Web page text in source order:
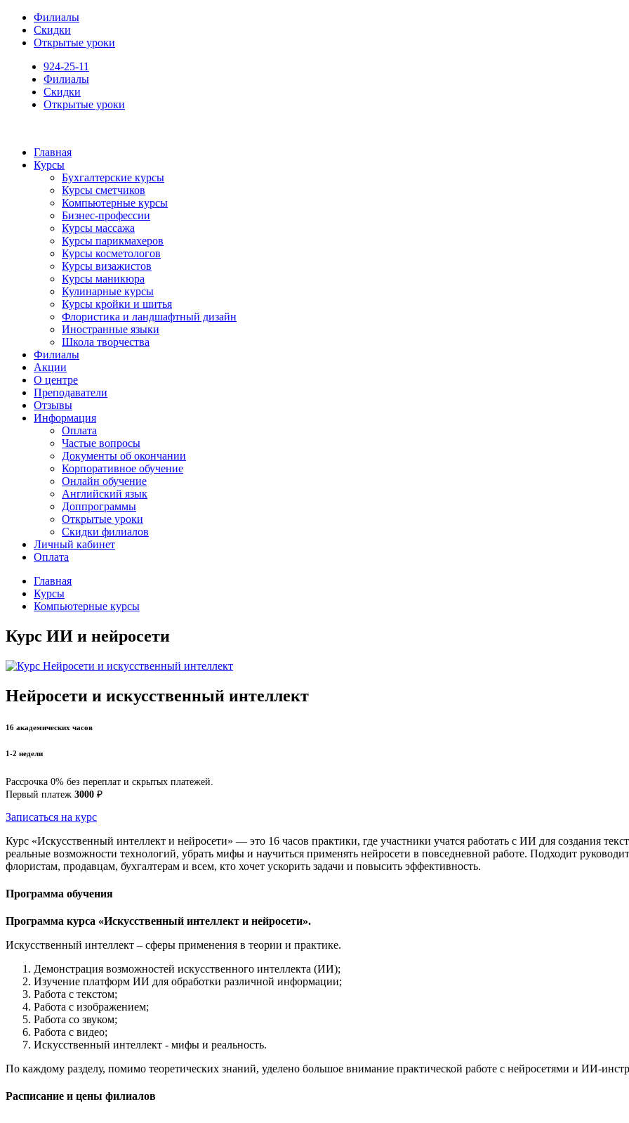
Филиалы
Скидки
Открытые уроки
924-25-11
Филиалы
Скидки
Открытые уроки
Главная
Курсы
Бухгалтерские курсы
Курсы сметчиков
Компьютерные курсы
Бизнес-профессии
Курсы массажа
Курсы парикмахеров
Курсы косметологов
Курсы визажистов
Курсы маникюра
Кулинарные курсы
Курсы кройки и шитья
Флористика и ландшафтный дизайн
Иностранные языки
Школа творчества
Филиалы
Акции
О центре
Преподаватели
Отзывы
Информация
Оплата
Частые вопросы
Документы об окончании
Корпоративное обучение
Онлайн обучение
Английский язык
Доппрограммы
Открытые уроки
Скидки филиалов
Личный кабинет
Оплата
Главная
Курсы
Компьютерные курсы
Курс ИИ и нейросети
Нейросети и искусственный интеллект
16 академических часов
1-2 недели
Рассрочка 0% без переплат и скрытых платежей.
Первый платеж 3000 ₽
Записаться на курс
Курс «Искусственный интеллект и нейросети» — это 16 часов практики, где участники учатся работать с ИИ для создания
реальные возможности технологий, убрать мифы и научиться применять нейросети в повседневной работе. Подходит
флористам, продавцам, бухгалтерам и всем, кто хочет ускорить задачи и повысить эффективность.
Программа обучения
Программа курса «Искусственный интеллект и нейросети».
Искусственный интеллект – сферы применения в теории и практике.
Демонстрация возможностей искусственного интеллекта (ИИ);
Изучение платформ ИИ для обработки различной информации;
Работа с текстом;
Работа с изображением;
Работа со звуком;
Работа с видео;
Искусственный интеллект - мифы и реальность.
По каждому разделу, помимо теоретических знаний, уделено большое внимание практической работе с нейросетями и ИИ-
Расписание и цены филиалов